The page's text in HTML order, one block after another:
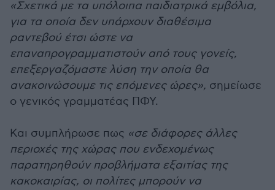
«Σχετικά με τα υπόλοιπα παιδιατρικά εμβόλια,
για τα οποία δεν υπάρχουν διαθέσιμα
ραντεβού έτσι ώστε να
επαναπρογραμματιστούν από τους γονείς,
επεξεργαζόμαστε λύση την οποία θα
ανακοινώσουμε τις επόμενες ώρες», σημείωσε
ο γενικός γραμματέας ΠΦΥ.
Και συμπλήρωσε πως «σε διάφορες άλλες
περιοχές της χώρας που ενδεχομένως
παρατηρηθούν προβλήματα εξαιτίας της
κακοκαιρίας, οι πολίτες μπορούν να